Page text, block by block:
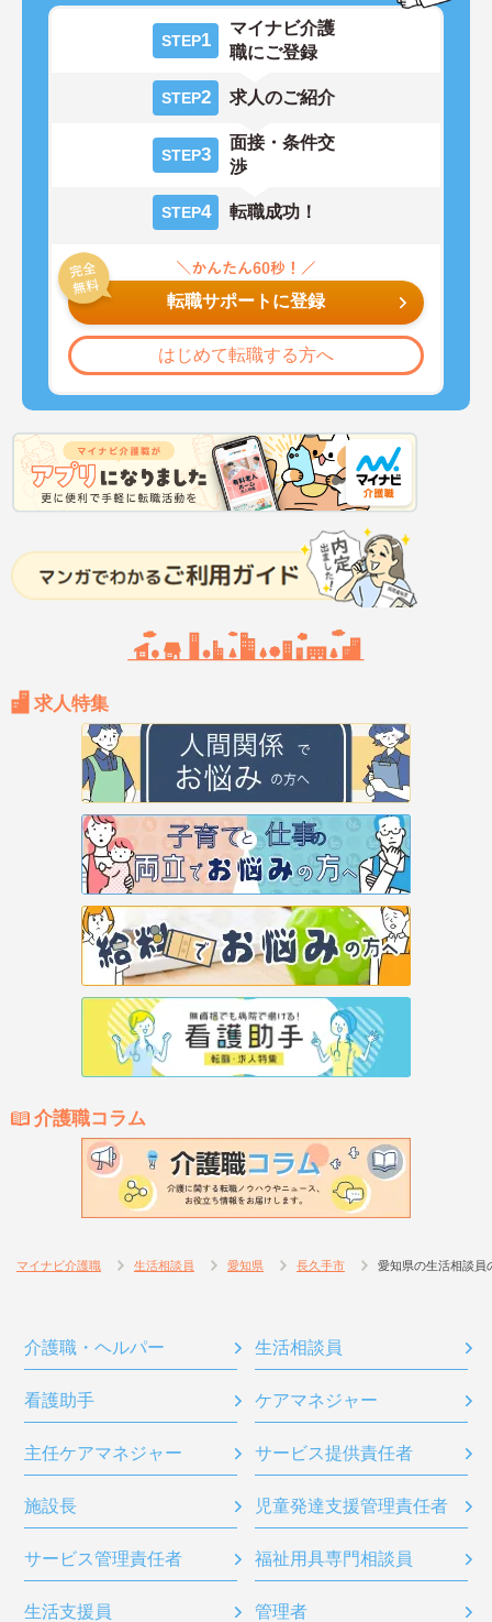
STEP1
マイナビ介護
職にご登録
STEP2 求人のご紹介
STEP3
面接・条件交
渉
STEP4 転職成功！
転職サポートに登録
はじめて転職する方へ
求人特集
介護職コラム
マイナビ介護職 生活相談員 愛知県 長久手市 愛知県の生活相談員
介護職・ヘルパー 生活相談員
看護助手 ケアマネジャー
主任ケアマネジャー サービス提供責任者
施設長 児童発達支援管理責任者
サービス管理責任者 福祉用具専門相談員
生活支援員 管理者